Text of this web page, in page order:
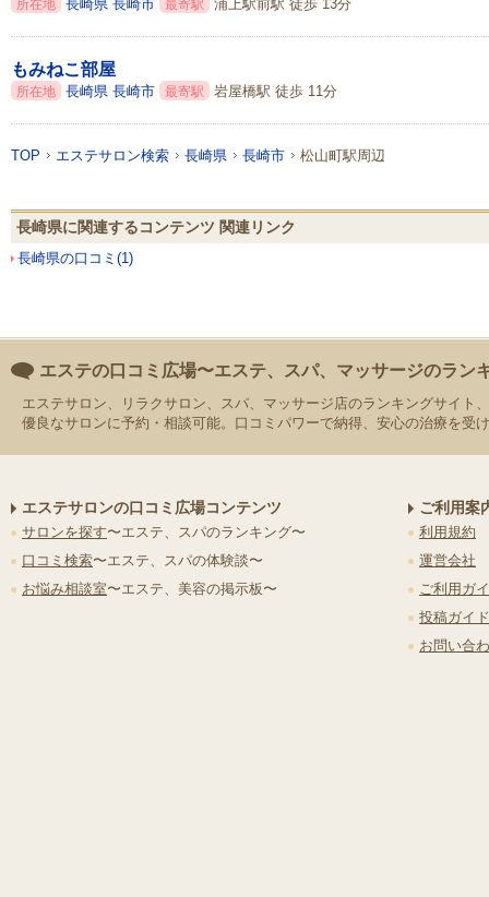
所在地 長崎県 長崎市 最寄駅 浦上駅前駅 徒歩 13分
もみねこ部屋
所在地 長崎県 長崎市 最寄駅 岩屋橋駅 徒歩 11分
TOP エステサロン検索 長崎県 長崎市 松山町駅周辺
長崎県に関連するコンテンツ 関連リンク
長崎県の口コミ(1)
エステの口コミ広場〜エステ、スパ、マッサージのラン
エステサロン、リラクサロン、スパ、マッサージ店のランキングサイト
優良なサロンに予約・相談可能。口コミパワーで納得、安心の治療を受
エステサロンの口コミ広場コンテンツ
サロンを探す〜エステ、スパのランキング〜
口コミ検索〜エステ、スパの体験談〜
お悩み相談室〜エステ、美容の掲示板〜
ご利用案
利用規約
運営会社
ご利用ガ
投稿ガイ
お問い合